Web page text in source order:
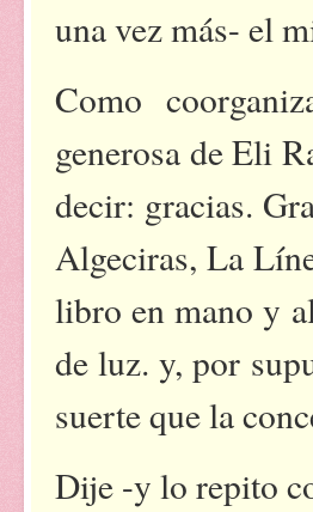
una vez más- el
Como
generosa de Eli
decir: gracias.
Algeciras, La
libro en mano y
de luz. y, por
suerte que la
Dije -y lo repito